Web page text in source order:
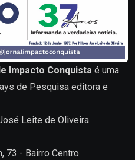
Impacto Conquista é uma
de Pesquisa editora e
Leite de Oliveira
73 - Bairro Centro.